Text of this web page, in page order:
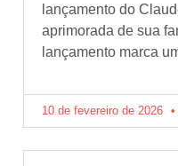
lançamento do
aprimorada de sua
lançamento marca
10 de fevereiro de 2026